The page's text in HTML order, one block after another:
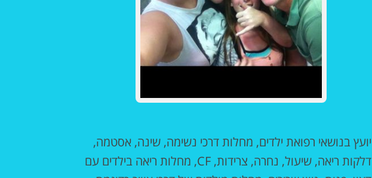
יועץ בנושאי רפואת ילדים, מחלות דרכי נשימה, שינה, אסטמה,
דלקות ריאה, שיעול, נחרה, צרידות, CF, מחלות ריאה בילדים עם